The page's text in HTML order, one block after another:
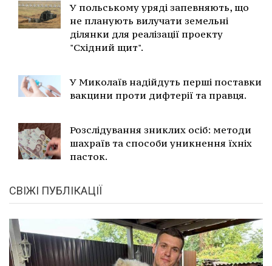
У польському уряді запевняють, що
не планують вилучати земельні
ділянки для реалізації проекту
"Східний щит".
У Миколаїв надійдуть перші поставки
вакцини проти дифтерії та правця.
Розслідування зниклих осіб: методи
шахраїв та способи уникнення їхніх
пасток.
СВІЖІ ПУБЛІКАЦІЇ